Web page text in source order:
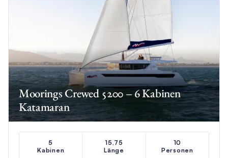
Moorings Crewed 5200 – 6 Kabinen
Katamaran
5
Kabinen
15,75
Länge
10
Personen